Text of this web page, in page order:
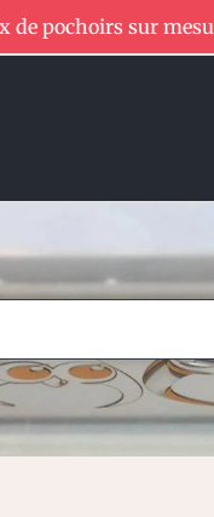
pochoirs sur